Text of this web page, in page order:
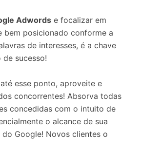
Adwords e focalizar em
bem posicionado conforme a
de interesses, é a chave
sucesso!
esse ponto, aproveite e
concorrentes! Absorva todas
concedidas com o intuito de
o alcance de sua
Google! Novos clientes o